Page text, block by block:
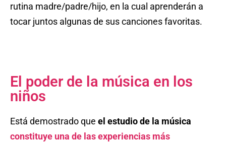
rutina madre/padre/hijo, en la cual aprenderán a
tocar juntos algunas de sus canciones favoritas.
El poder de la música en los
niños
Está demostrado que el estudio de la música
constituye una de las experiencias más